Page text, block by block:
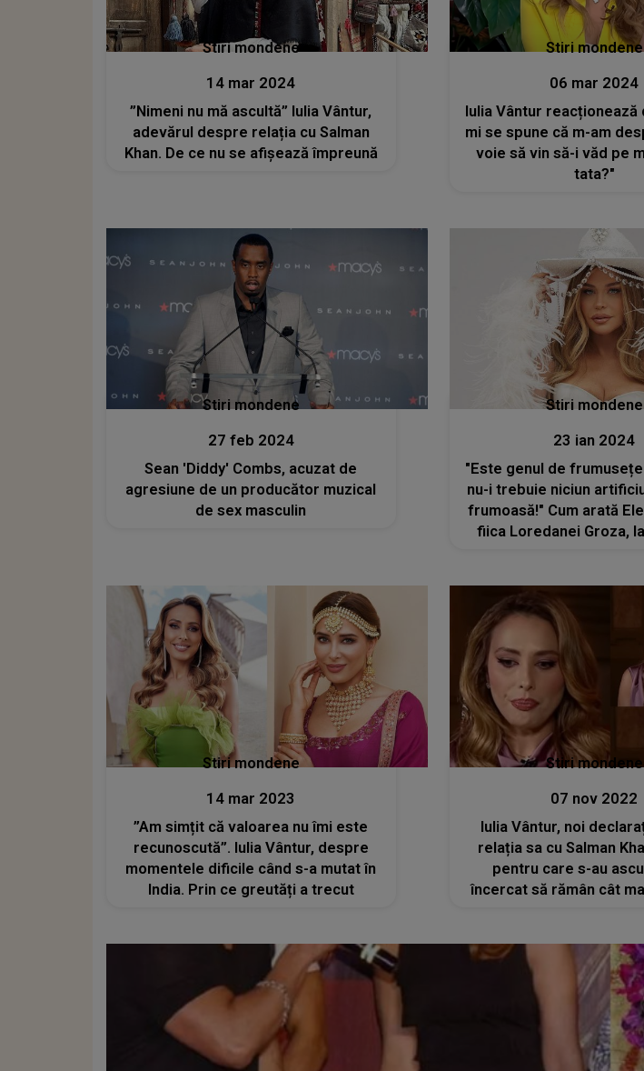
Stiri mondene
14 mar 2024
”Nimeni nu mă ascultă” Iulia Vântur,
adevărul despre relația cu Salman
Khan. De ce nu se afișează împreună
Stiri mondene
06 mar 2024
Iulia Vântur reacționează
mi se spune că m-am
voie să vin să-i văd pe
tata?"
Stiri mondene
27 feb 2024
Sean 'Diddy' Combs, acuzat de
agresiune de un producător muzical
de sex masculin
Stiri mondene
23 ian 2024
"Este genul de
nu-i trebuie niciun
frumoasă!" Cum arată
fiica Loredanei Groza,
Stiri mondene
14 mar 2023
”Am simțit că valoarea nu îmi este
recunoscută”. Iulia Vântur, despre
momentele dificile când s-a mutat în
India. Prin ce greutăți a trecut
Stiri mondene
07 nov 2022
Iulia Vântur, noi
relația sa cu Salman
pentru care s-au
încercat să rămân cât